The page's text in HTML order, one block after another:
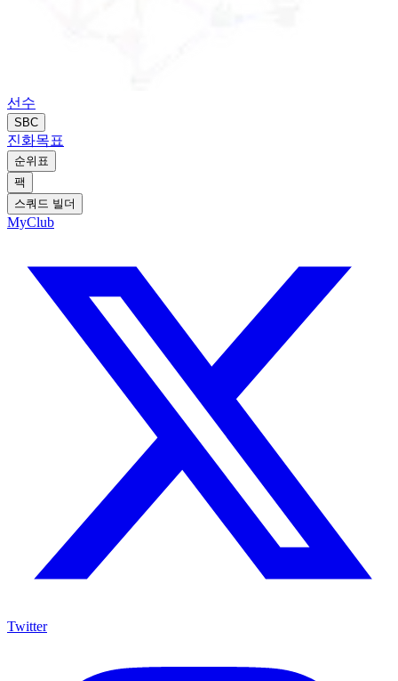
선수
SBC
진화목표
순위표
팩
스쿼드 빌더
MyClub
Twitter